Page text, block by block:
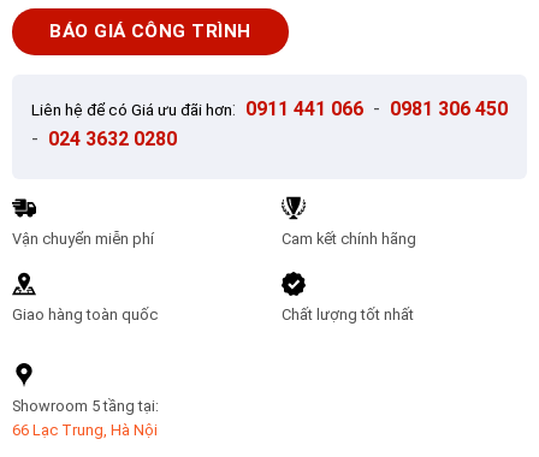
40x40cm
Trung
lượng
BÁO GIÁ CÔNG TRÌNH
Liên hệ để có Giá ưu đãi hơn: 0911 441 066 - 0981 306 450
- 024 3632 0280
Vận chuyển miễn phí
Giao hàng toàn quốc
Cam kết chính hãng
Chất lượng tốt nhất
Showroom 5 tầng tại:
66 Lạc Trung, Hà Nội